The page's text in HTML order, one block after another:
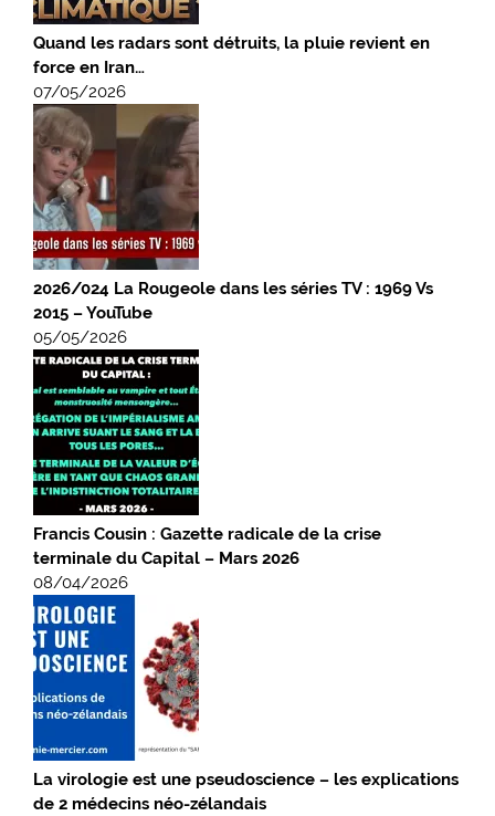
Quand les radars sont détruits, la pluie revient en
force en Iran…
07/05/2026
2026/024 La Rougeole dans les séries TV : 1969 Vs
2015 – YouTube
05/05/2026
Francis Cousin : Gazette radicale de la crise
terminale du Capital – Mars 2026
08/04/2026
La virologie est une pseudoscience – les explications
de 2 médecins néo-zélandais